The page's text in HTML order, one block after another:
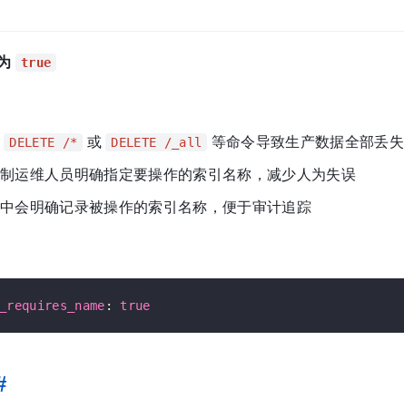
true
DELETE /* 或 DELETE /_all 等命令导致生产数据全部丢失
制运维人员明确指定要操作的索引名称，减少人为失误
会明确记录被操作的索引名称，便于审计追踪
: true